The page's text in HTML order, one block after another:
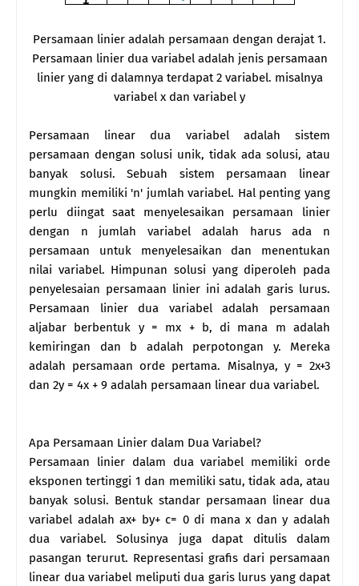
Persamaan linier adalah persamaan dengan derajat 1.
Persamaan linier dua variabel adalah jenis persamaan
linier yang di dalamnya terdapat 2 variabel. misalnya
variabel x dan variabel y
Persamaan linear dua variabel adalah sistem
persamaan dengan solusi unik, tidak ada solusi, atau
banyak solusi. Sebuah sistem persamaan linear
mungkin memiliki 'n' jumlah variabel. Hal penting yang
perlu diingat saat menyelesaikan persamaan linier
dengan n jumlah variabel adalah harus ada n
persamaan untuk menyelesaikan dan menentukan
nilai variabel. Himpunan solusi yang diperoleh pada
penyelesaian persamaan linier ini adalah garis lurus.
Persamaan linier dua variabel adalah persamaan
aljabar berbentuk y = mx + b, di mana m adalah
kemiringan dan b adalah perpotongan y. Mereka
adalah persamaan orde pertama. Misalnya, y = 2x+3
dan 2y = 4x + 9 adalah persamaan linear dua variabel.
Apa Persamaan Linier dalam Dua Variabel?
Persamaan linier dalam dua variabel memiliki orde
eksponen tertinggi 1 dan memiliki satu, tidak ada, atau
banyak solusi. Bentuk standar persamaan linear dua
variabel adalah ax+ by+ c= 0 di mana x dan y adalah
dua variabel. Solusinya juga dapat ditulis dalam
pasangan terurut. Representasi grafis dari persamaan
linear dua variabel meliputi dua garis lurus yang dapat